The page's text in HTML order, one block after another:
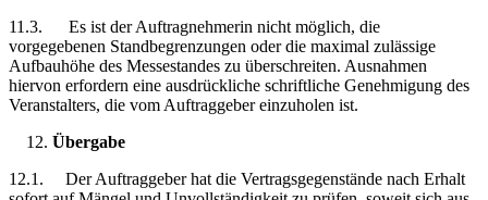
11.3. Es ist der Auftragnehmerin nicht möglich, die
vorgegebenen Standbegrenzungen oder die maximal zulässige
Aufbauhöhe des Messestandes zu überschreiten. Ausnahmen
hiervon erfordern eine ausdrückliche schriftliche Genehmigung des
Veranstalters, die vom Auftraggeber einzuholen ist.
Übergabe
12.1. Der Auftraggeber hat die Vertragsgegenstände nach Erhalt